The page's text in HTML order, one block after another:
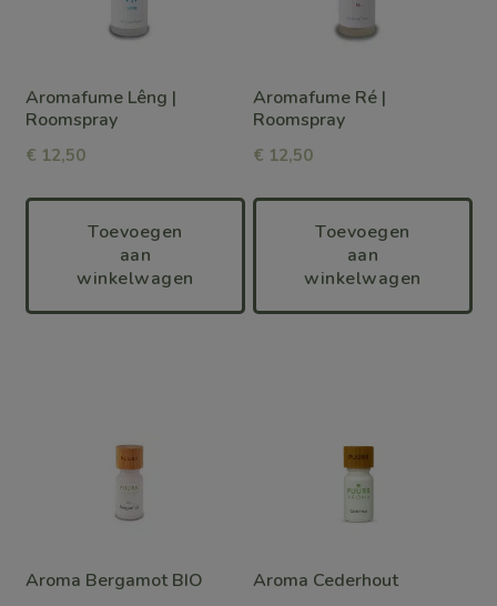
Aromafume Lêng |
Roomspray
€ 12,50
Toevoegen
aan
winkelwagen
Aromafume Ré |
Roomspray
€ 12,50
Toevoegen
aan
winkelwagen
Aroma Bergamot BIO Aroma Cederhout